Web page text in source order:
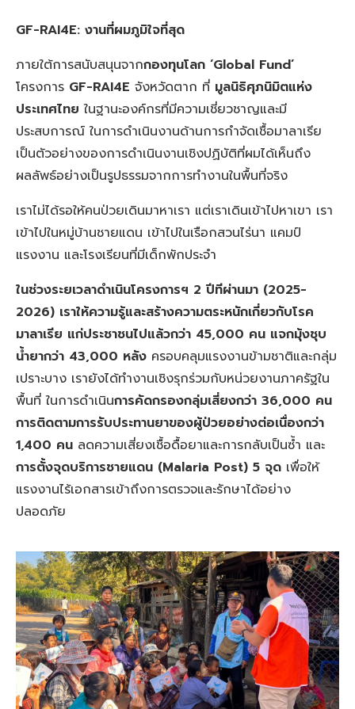
GF-RAI4E: งานที่ผมภูมิใจที่สุด
ภายใต้การสนับสนุนจากกองทุนโลก ‘Global Fund’
โครงการ GF-RAI4E จังหวัดตาก ที่ มูลนิธิศุภนิมิตแห่ง
ประเทศไทย ในฐานะองค์กรที่มีความเชี่ยวชาญและมี
ประสบการณ์ ในการดำเนินงานด้านการกำจัดเชื้อมาลาเรีย
เป็นตัวอย่างของการดำเนินงานเชิงปฏิบัติที่ผมได้เห็นถึง
ผลลัพธ์อย่างเป็นรูปธรรมจากการทำงานในพื้นที่จริง
เราไม่ได้รอให้คนป่วยเดินมาหาเรา แต่เราเดินเข้าไปหาเขา เรา
เข้าไปในหมู่บ้านชายแดน เข้าไปในเรือกสวนไร่นา แคมป์
แรงงาน และโรงเรียนที่มีเด็กพักประจำ
ในช่วงระยเวลาดำเนินโครงการฯ 2 ปีทีผ่านมา (2025-
2026) เราให้ความรู้และสร้างความตระหนักเกี่ยวกับโรค
มาลาเรีย แก่ประชาชนไปแล้วกว่า 45,000 คน แจกมุ้งชุบ
น้ำยากว่า 43,000 หลัง ครอบคลุมแรงงานข้ามชาติและกลุ่ม
เปราะบาง เรายังได้ทำงานเชิงรุกร่วมกับหน่วยงานภาครัฐใน
พื้นที่ ในการดำเนินการคัดกรองกลุ่มเสี่ยงกว่า 36,000 คน
การติดตามการรับประทานยาของผู้ป่วยอย่างต่อเนื่องกว่า
1,400 คน ลดความเสี่ยงเชื้อดื้อยาและการกลับเป็นซ้ำ และ
การตั้งจุดบริการชายแดน (Malaria Post) 5 จุด เพื่อให้
แรงงานไร้เอกสารเข้าถึงการตรวจและรักษาได้อย่าง
ปลอดภัย